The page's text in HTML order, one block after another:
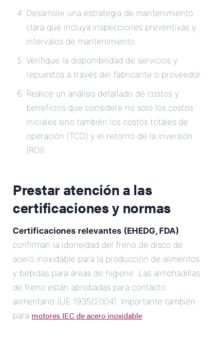
Desarrolle una estrategia de mantenimiento
clara que incluya inspecciones preventivas y
intervalos de mantenimiento.
Verifique la disponibilidad de servicios y
repuestos a través del fabricante o proveedor.
Realice un análisis detallado de costos y
beneficios que considere no solo los costos
iniciales sino también los costos totales de
operación (TCO) y el retorno de la inversión
(ROI).
Prestar atención a las
certificaciones y normas
Certificaciones relevantes (EHEDG, FDA)
confirman la idoneidad del freno de disco de
acero inoxidable para la producción de alimentos
y bebidas para áreas de higiene. Las almohadillas
de freno están aprobadas para contacto
alimentario (UE 1935/2004). Importante también
para motores IEC de acero inoxidable.